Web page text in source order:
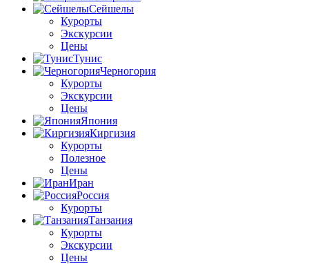
Сейшелы
Курорты
Экскурсии
Цены
Тунис
Черногория
Курорты
Экскурсии
Цены
Япония
Киргизия
Курорты
Полезное
Цены
Иран
Россия
Курорты
Танзания
Курорты
Экскурсии
Цены